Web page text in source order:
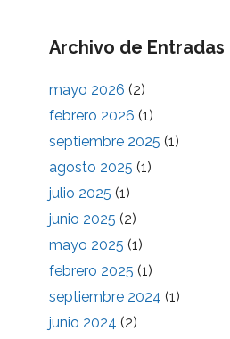
Archivo de Entradas
mayo 2026 (2)
febrero 2026 (1)
septiembre 2025 (1)
agosto 2025 (1)
julio 2025 (1)
junio 2025 (2)
mayo 2025 (1)
febrero 2025 (1)
septiembre 2024 (1)
junio 2024 (2)